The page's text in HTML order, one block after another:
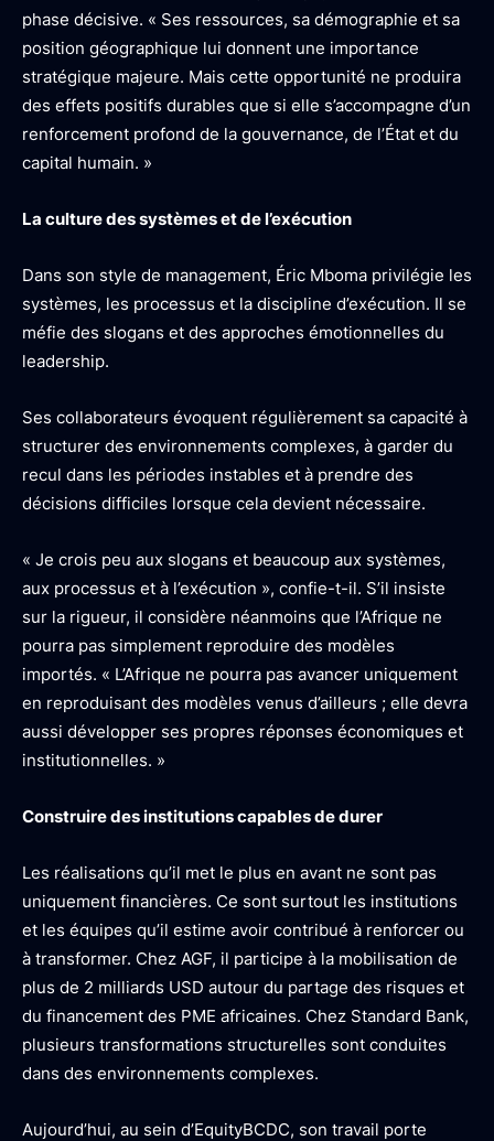
phase décisive. « Ses ressources, sa démographie et sa
position géographique lui donnent une importance
stratégique majeure. Mais cette opportunité ne produira
des effets positifs durables que si elle s’accompagne d’un
renforcement profond de la gouvernance, de l’État et du
capital humain. »
La culture des systèmes et de l’exécution
Dans son style de management, Éric Mboma privilégie les
systèmes, les processus et la discipline d’exécution. Il se
méfie des slogans et des approches émotionnelles du
leadership.
Ses collaborateurs évoquent régulièrement sa capacité à
structurer des environnements complexes, à garder du
recul dans les périodes instables et à prendre des
décisions difficiles lorsque cela devient nécessaire.
« Je crois peu aux slogans et beaucoup aux systèmes,
aux processus et à l’exécution », confie-t-il. S’il insiste
sur la rigueur, il considère néanmoins que l’Afrique ne
pourra pas simplement reproduire des modèles
importés. « L’Afrique ne pourra pas avancer uniquement
en reproduisant des modèles venus d’ailleurs ; elle devra
aussi développer ses propres réponses économiques et
institutionnelles. »
Construire des institutions capables de durer
Les réalisations qu’il met le plus en avant ne sont pas
uniquement financières. Ce sont surtout les institutions
et les équipes qu’il estime avoir contribué à renforcer ou
à transformer. Chez AGF, il participe à la mobilisation de
plus de 2 milliards USD autour du partage des risques et
du financement des PME africaines. Chez Standard Bank,
plusieurs transformations structurelles sont conduites
dans des environnements complexes.
Aujourd’hui, au sein d’EquityBCDC, son travail porte